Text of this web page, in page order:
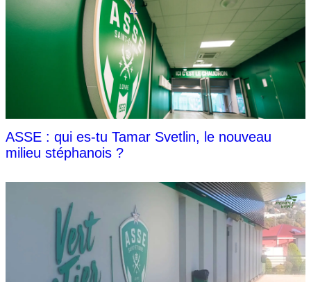
ASSE : qui es-tu Tamar Svetlin, le nouveau
milieu stéphanois ?